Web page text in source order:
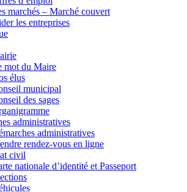
marchés – Marché couvert
les entreprises
mot du Maire
élus
municipal
des sages
administratives
administratives
rendez-vous en ligne
civil
nationale d’identité et Passeport